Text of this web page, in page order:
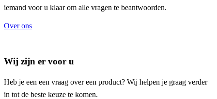
iemand voor u klaar om alle vragen te beantwoorden.
Over ons
Wij zijn er voor u
Heb je een een vraag over een product? Wij helpen je graag verder
in tot de beste keuze te komen.